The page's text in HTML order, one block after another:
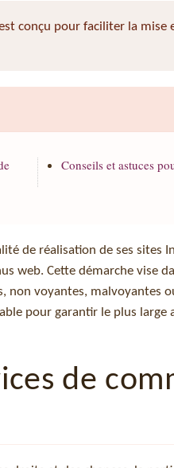
conçu pour faciliter la
Conseils et astuces
de réalisation de ses sites
web. Cette démarche vise
non voyantes, malvoyantes
pour garantir le plus large
de